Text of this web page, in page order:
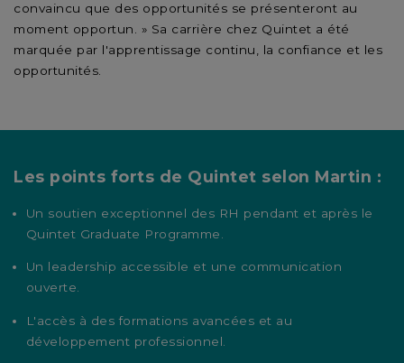
convaincu que des opportunités se présenteront au
moment opportun. » Sa carrière chez Quintet a été
marquée par l'apprentissage continu, la confiance et les
opportunités.
Les points forts de Quintet selon Martin :
Un soutien exceptionnel des RH pendant et après le
Quintet Graduate Programme.
Un leadership accessible et une communication
ouverte.
L'accès à des formations avancées et au
développement professionnel.